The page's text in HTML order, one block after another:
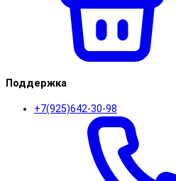
Поддержка
+7(925)642-30-98